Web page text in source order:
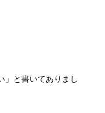
」と書いてありまし